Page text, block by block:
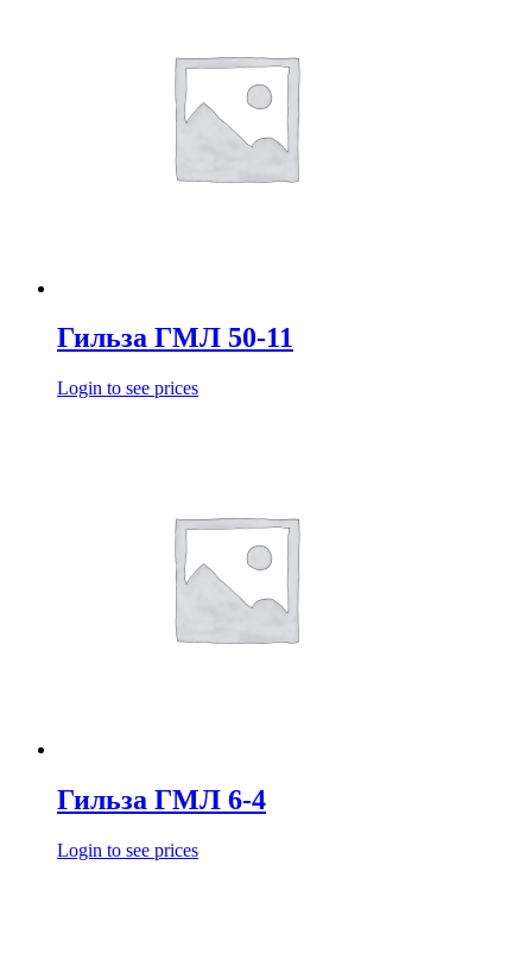
Гильза ГМЛ 50-11
Login to see prices
Гильза ГМЛ 6-4
Login to see prices